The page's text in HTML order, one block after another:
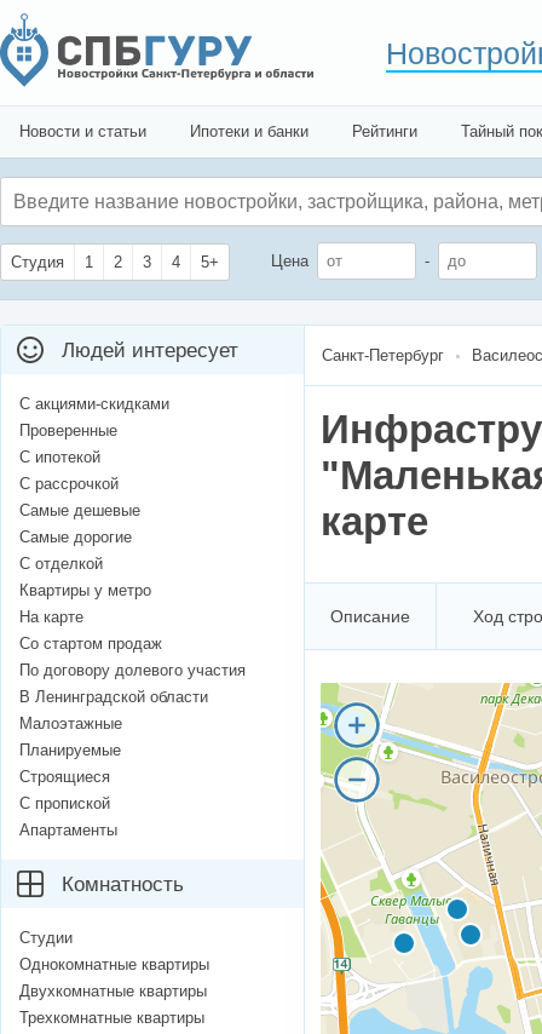
Новости и статьи Ипотеки и банки Рейтинги Тайный
Студия 1 2 3 4 5+ Цена -
Санкт-Петербург
карте
Описание Ход
Людей интересует
С акциями-скидками
Проверенные
С ипотекой
С рассрочкой
Самые дешевые
Самые дорогие
С отделкой
Квартиры у метро
На карте
Со стартом продаж
По договору долевого участия
В Ленинградской области
Малоэтажные
Планируемые
Строящиеся
С пропиской
Апартаменты
Комнатность
Студии
Однокомнатные квартиры
Двухкомнатные квартиры
Трехкомнатные квартиры